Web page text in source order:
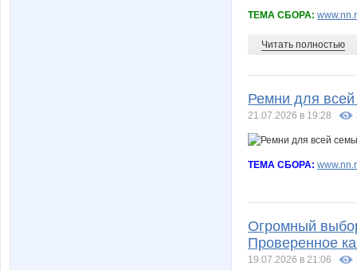
ТЕМА СБОРА:
Читать полностью
Ремни для всей
21.07.2026 в 19:28
ТЕМА СБОРА:
Огромный
Проверенное
19.07.2026 в 21:06